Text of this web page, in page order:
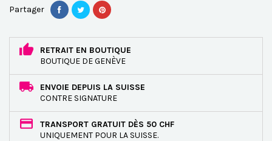
Partager
RETRAIT EN BOUTIQUE
BOUTIQUE DE GENÈVE
ENVOIE DEPUIS LA SUISSE
CONTRE SIGNATURE
TRANSPORT GRATUIT DÈS 50 CHF
UNIQUEMENT POUR LA SUISSE.